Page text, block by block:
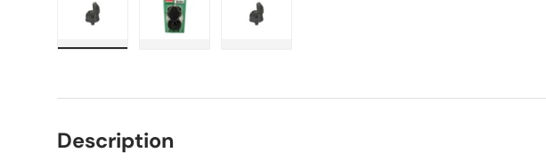
Description